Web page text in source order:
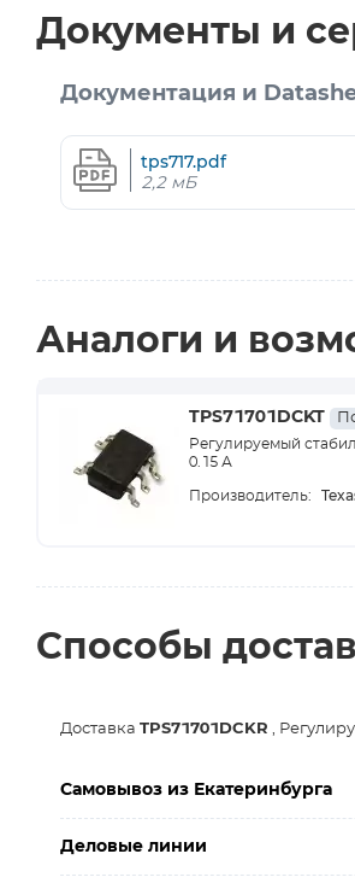
Документы и
Документация и
tps717.pdf
2,2 мБ
Аналоги и
TPS71701DCKT
Регулируемый
0.15 А
Производитель:
Способы
Доставка TPS71701DCKR ,
Самовывоз из Екатеринбурга
Деловые линии